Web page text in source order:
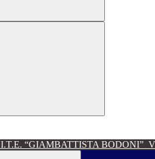
I.T.E. “GIAMBATTISTA BODONI”